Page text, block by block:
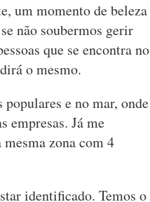
um momento de beleza
não soubermos gerir
que se encontra no
o mesmo.
e no mar, onde
empresas. Já me
zona com 4
identificado. Temos o